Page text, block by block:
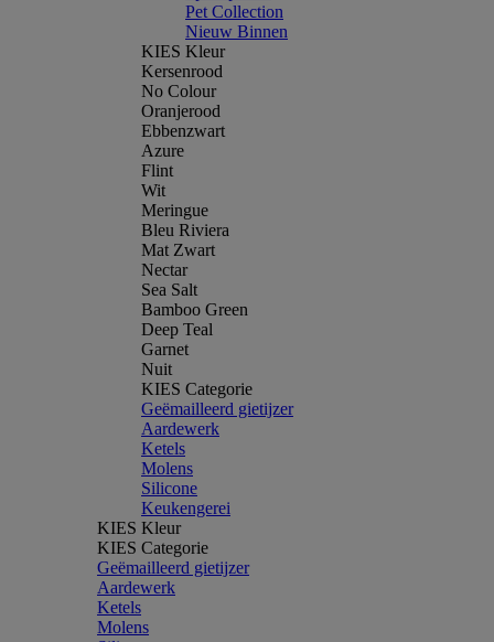
Pet Collection
Nieuw Binnen
KIES Kleur
Kersenrood
No Colour
Oranjerood
Ebbenzwart
Azure
Flint
Wit
Meringue
Bleu Riviera
Mat Zwart
Nectar
Sea Salt
Bamboo Green
Deep Teal
Garnet
Nuit
KIES Categorie
Geëmailleerd gietijzer
Aardewerk
Ketels
Molens
Silicone
Keukengerei
KIES Kleur
KIES Categorie
Geëmailleerd gietijzer
Aardewerk
Ketels
Molens